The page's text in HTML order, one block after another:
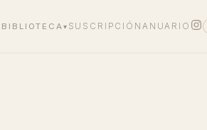
BIBLIOTECA▾ SUSCRIPCIÓN ANUARIO